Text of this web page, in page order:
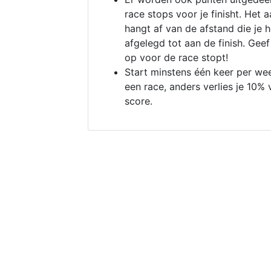
race stops voor je finisht. Het
hangt af van de afstand die je
afgelegd tot aan de finish.
op voor de race stopt!
Start minstens één keer per
een race, anders verlies je 10%
score.